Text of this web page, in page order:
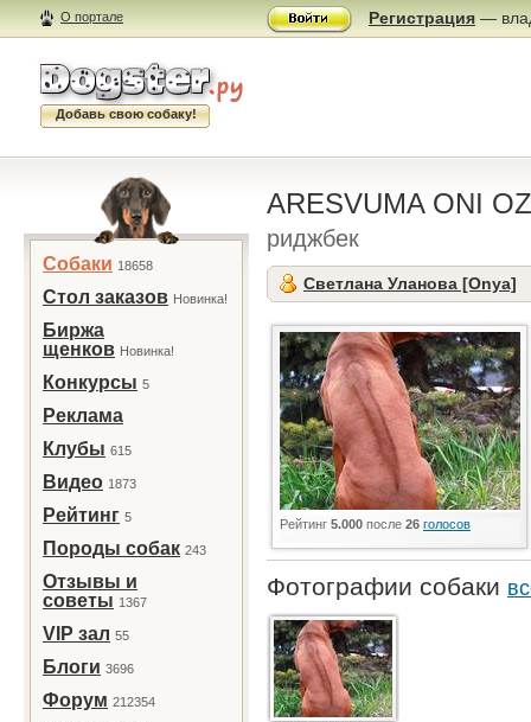
О портале Регистрация —
Добавь свою собаку!
Собаки 18658
Стол заказов Новинка!
Биржа
щенков Новинка!
Конкурсы 5
Реклама
Клубы 615
Видео 1873
Рейтинг 5
Породы собак 243
Отзывы и
советы 1367
VIP зал 55
Блоги 3696
Форум 212354
ARESVUMA ONI
риджбек
Светлана Уланова [Onya]
Рейтинг 5.000 после 26 голосов
Фотографии собаки